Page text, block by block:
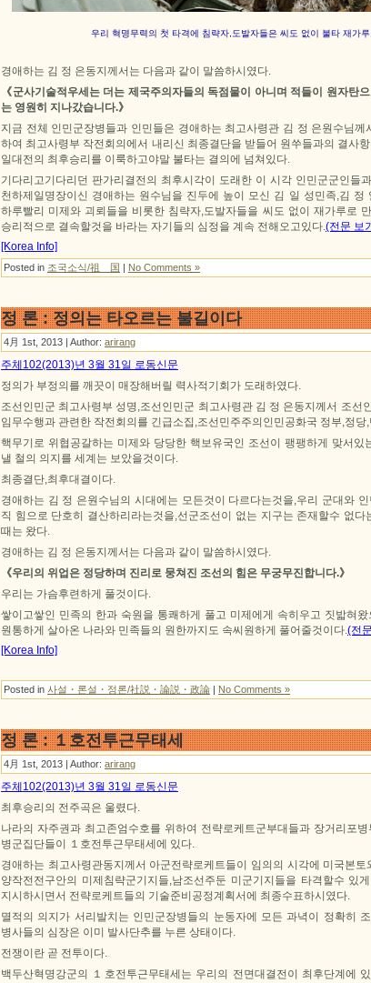
우리 혁명무력의 첫 타격에 침략자,도발자들은 씨도 없이 불타 재가루
경애하는 김 정 은동지께서는 다음과 같이 말씀하시였다.
《군사기술적우세는 더는 제국주의자들의 독점물이 아니며 적들이 원자탄
는 영원히 지나갔습니다.》
지금 전체 인민군장병들과 인민들은 경애하는 최고사령관 김 정 은원수님께
하여 최고사령부 작전회의에서 내리신 최종결단을 받들어 원쑤들과의 결사
일대전의 최후승리를 이룩하고야말 불타는 결의에 넘쳐있다.
기다리고기다리던 판가리결전의 최후시각이 도래한 이 시각 인민군군인들
천하제일명장이신 경애하는 원수님을 진두에 높이 모신 김 일 성민족,김 정
하루빨리 미제와 괴뢰들을 비롯한 침략자,도발자들을 씨도 없이 재가루로
승리적으로 결속할것을 바라는 자기들의 심정을 계속 전해오고있다. (전문 보
[Korea Info]
Posted in 조국소식/祖 国 | No Comments »
정 론 : 정의는 타오르는 불길이다
4月 1st, 2013 | Author: arirang
주체102(2013)년 3월 31일 로동신문
정의가 부정의를 깨끗이 매장해버릴 력사적기회가 도래하였다.
조선인민군 최고사령부 성명,조선인민군 최고사령관 김 정 은동지께서 조선
임무수행과 관련한 작전회의를 긴급소집,조선민주주의인민공화국 정부,정
핵무기로 위협공갈하는 미제와 당당한 핵보유국인 조선이 팽팽하게 맞서있
낼 철의 의지를 세계는 보았을것이다.
최종결단,최후대결이다.
경애하는 김 정 은원수님의 시대에는 모든것이 다르다는것을,우리 군대와
직 힘으로 단호히 결산하리라는것을,선군조선이 없는 지구는 존재할수 없다
때는 왔다.
경애하는 김 정 은동지께서는 다음과 같이 말씀하시였다.
《우리의 위업은 정당하며 진리로 뭉쳐진 조선의 힘은 무궁무진합니다.》
우리는 가슴후련하게 풀것이다.
쌓이고쌓인 민족의 한과 숙원을 통쾌하게 풀고 미제에게 속히우고 짓밟혀
원통하게 살아온 나라와 민족들의 원한까지도 속씨원하게 풀어줄것이다.(전
[Korea Info]
Posted in 사설・론설・정론/社説・論説・政論 | No Comments »
정 론 : １호전투근무태세
4月 1st, 2013 | Author: arirang
주체102(2013)년 3월 31일 로동신문
최후승리의 전주곡은 울렸다.
나라의 자주권과 최고존엄수호를 위하여 전략로케트군부대들과 장거리포
병군집단들이 １호전투근무태세에 있다.
경애하는 최고사령관동지께서 아군전략로케트들이 임의의 시각에 미국본
양작전전구안의 미제침략군기지들,남조선주둔 미군기지들을 타격할수 있
지시하시면서 전략로케트들의 기술준비공정계획서에 최종수표하시였다.
멸적의 의지가 서리발치는 인민군장병들의 눈동자에 모든 과녁이 정확히
병사들의 심장은 이미 발사단추를 누른 상태이다.
전쟁이란 곧 전투이다.
백두산혁명강군의 １호전투근무태세는 우리의 전면대결전이 최후단계에